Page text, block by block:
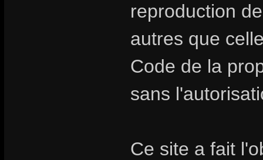
reproduction
autres que
Code de la
sans
Ce site a fait